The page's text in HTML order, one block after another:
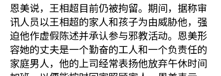
恩美说，王相超目前仍被拘留。期间，据称审
讯人员以王相超的家人和孩子为由威胁他，强
迫他作虚假陈述并承认参与邪教活动。恩美形
容她的丈夫是一个勤奋的工人和一个负责任的
家庭男人，他的上司经常表扬他放弃午休时间